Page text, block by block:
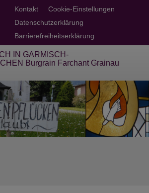
Fußbereichsmenü
Kontakt
Cookie-Einstellungen
Datenschutzerklärung
Barrierefreiheitserklärung
IN GARMISCH-
Burgrain Farchant Grainau